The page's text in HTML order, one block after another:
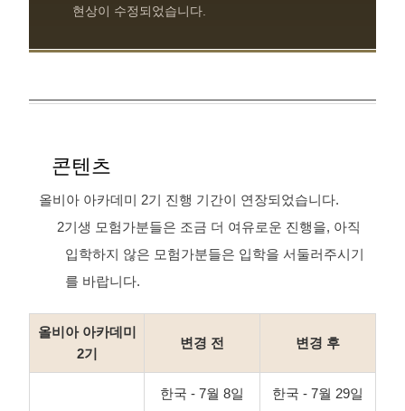
현상이 수정되었습니다.
콘텐츠
올비아 아카데미 2기 진행 기간이 연장되었습니다.
2기생 모험가분들은 조금 더 여유로운 진행을, 아직
입학하지 않은 모험가분들은 입학을 서둘러주시기
를 바랍니다.
올비아 아카데미
2기
변경 전 변경 후
한국 - 7월 8일
한국 - 7월 29일